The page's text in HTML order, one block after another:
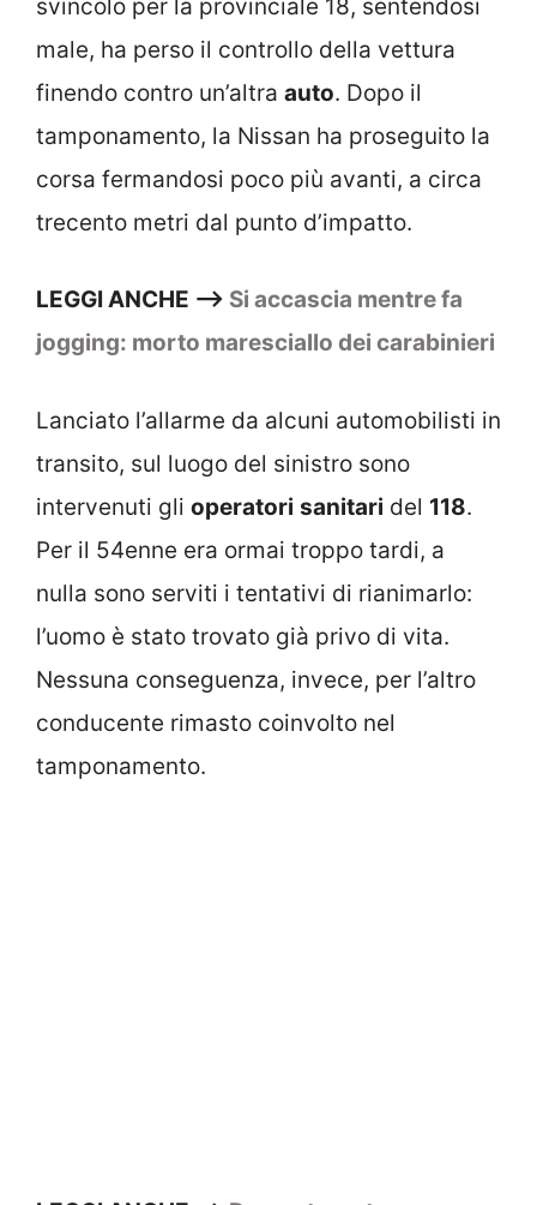
svincolo per la provinciale 18, sentendosi
male, ha perso il controllo della vettura
finendo contro un’altra auto. Dopo il
tamponamento, la Nissan ha proseguito la
corsa fermandosi poco più avanti, a circa
trecento metri dal punto d’impatto.
LEGGI ANCHE —> Si accascia mentre fa
jogging: morto maresciallo dei carabinieri
Lanciato l’allarme da alcuni automobilisti in
transito, sul luogo del sinistro sono
intervenuti gli operatori sanitari del 118.
Per il 54enne era ormai troppo tardi, a
nulla sono serviti i tentativi di rianimarlo:
l’uomo è stato trovato già privo di vita.
Nessuna conseguenza, invece, per l’altro
conducente rimasto coinvolto nel
tamponamento.